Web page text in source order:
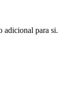
adicional para si.